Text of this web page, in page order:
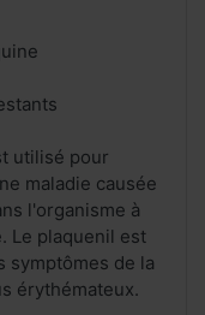
utilisé pour
maladie causée
l'organisme à
Le plaquenil est
symptômes de la
érythémateux.